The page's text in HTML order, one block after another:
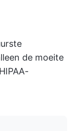
de moeite